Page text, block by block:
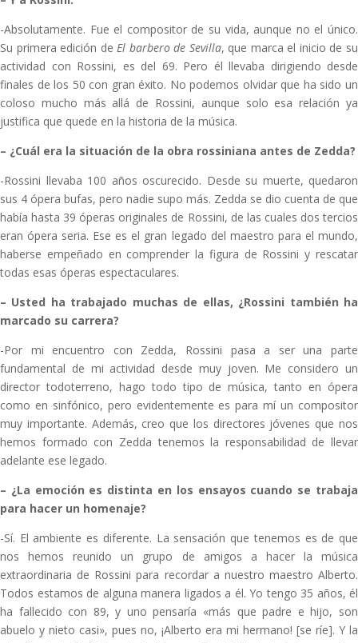
-Absolutamente. Fue el compositor de su vida, aunque no el único.
Su primera edición deEl barbero de Sevilla, que marca el inicio de su
actividad con Rossini, es del 69. Pero él llevaba dirigiendo desde
finales de los 50 con gran éxito. No podemos olvidar que ha sido un
coloso mucho más allá de Rossini, aunque solo esa relación ya
justifica que quede en la historia de la música.
– ¿Cuál era la situación de la obra rossiniana antes de Zedda?
-Rossini llevaba 100 años oscurecido. Desde su muerte, quedaron
sus 4 ópera bufas, pero nadie supo más. Zedda se dio cuenta de que
había hasta 39 óperas originales de Rossini, de las cuales dos tercios
eran ópera seria. Ese es el gran legado del maestro para el mundo,
haberse empeñado en comprender la figura de Rossini y rescatar
todas esas óperas espectaculares.
– Usted ha trabajado muchas de ellas, ¿Rossini también ha
marcado su carrera?
-Por mi encuentro con Zedda, Rossini pasa a ser una parte
fundamental de mi actividad desde muy joven. Me considero un
director todoterreno, hago todo tipo de música, tanto en ópera
como en sinfónico, pero evidentemente es para mí un compositor
muy importante. Además, creo que los directores jóvenes que nos
hemos formado con Zedda tenemos la responsabilidad de llevar
adelante ese legado.
– ¿La emoción es distinta en los ensayos cuando se trabaja
para hacer un homenaje?
-Sí. El ambiente es diferente. La sensación que tenemos es de que
nos hemos reunido un grupo de amigos a hacer la música
extraordinaria de Rossini para recordar a nuestro maestro Alberto.
Todos estamos de alguna manera ligados a él. Yo tengo 35 años, él
ha fallecido con 89, y uno pensaría «más que padre e hijo, son
abuelo y nieto casi», pues no, ¡Alberto era mi hermano! [se ríe]. Y la